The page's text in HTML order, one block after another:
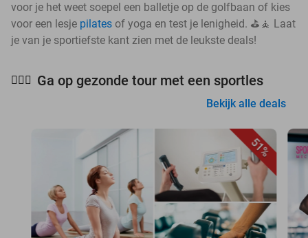
voor je het weet soepel een balletje op de golfbaan of kies
voor een lesje pilates of yoga en test je lenigheid. ⛳🧘 Laat
je van je sportiefste kant zien met de leukste deals!
🧘🏻‍♀️ Ga op gezonde tour met een sportles
Bekijk alle deals
51%